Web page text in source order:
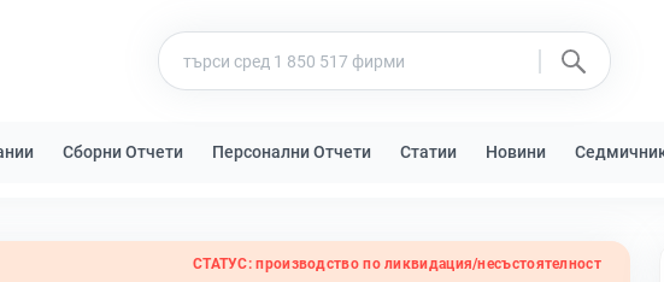
Сборни Отчети Персонални Отчети Статии Новини
СТАТУС: производство по ликвидация/несъстоятелност